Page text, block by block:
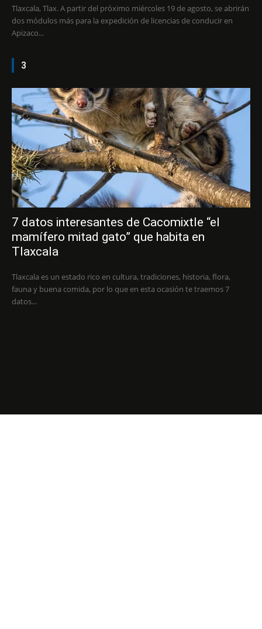
Tlaxcala, Tlax. A partir del próximo miércoles 19 de agosto, se abrirán
dos módulos más para la expedición de licencias de conducir en
Apizaco...
3
7 datos interesantes de Cacomixtle “el
mamífero mitad gato” que habita en
Tlaxcala
Tlaxcala es un estado rico en cultura, tradiciones, historia, flora,
fauna y buena comida, por lo que en esta ocasión te traemos 7
datos...